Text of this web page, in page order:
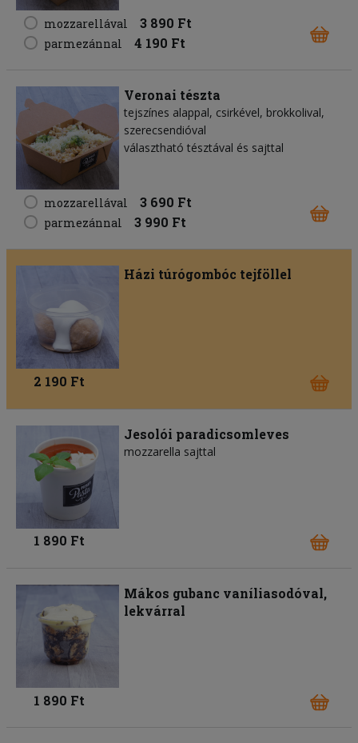
mozzarellával 3 890 Ft
parmezánnal 4 190 Ft
Veronai tészta
tejszínes alappal, csirkével, brokkolival,
szerecsendióval
választható tésztával és sajttal
mozzarellával 3 690 Ft
parmezánnal 3 990 Ft
Házi túrógombóc tejföllel
2 190 Ft
Jesolói paradicsomleves
mozzarella sajttal
1 890 Ft
Mákos gubanc vaníliasodóval,
lekvárral
1 890 Ft